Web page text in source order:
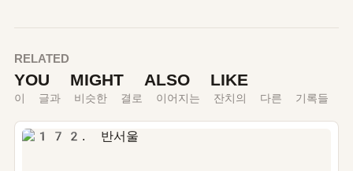
RELATED
YOU MIGHT ALSO LIKE
이 글과 비슷한 결로 이어지는 잔치의 다른 기록들